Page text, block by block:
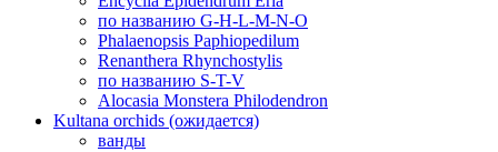
по названию G-H-L-M-N-O
Phalaenopsis Paphiopedilum
Renanthera Rhynchostylis
по названию S-T-V
Alocasia Monstera Philodendron
Kultana orchids (ожидается)
ванды